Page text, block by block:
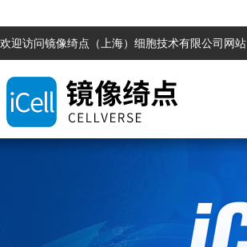
欢迎访问镜像绮点（上海）细胞技术有限公司网站